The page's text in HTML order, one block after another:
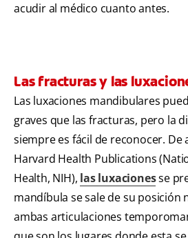
acudir al médico cuanto antes.
Las fracturas y las
Las luxaciones mandibulares
graves que las fracturas, pero la
siempre es fácil de reconocer. De
Harvard Health Publications
Health, NIH), las luxacionesse
mandíbula se sale de su posición
ambas articulaciones